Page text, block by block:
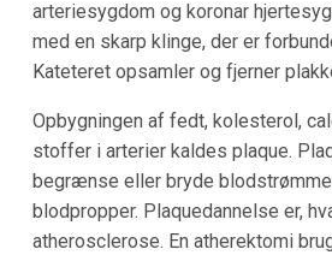
arteriesygdom og koronar
med en skarp klinge, der er
Kateteret opsamler og fjerner
Opbygningen af fedt, kolesterol,
stoffer i arterier kaldes plaque.
begrænse eller bryde
blodpropper. Plaquedannelse er,
atherosclerose. En atherektomi